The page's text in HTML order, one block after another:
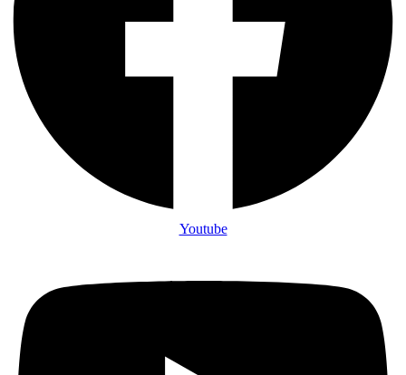
Youtube